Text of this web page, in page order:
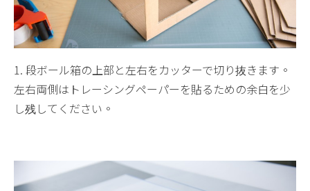
1. 段ボール箱の上部と左右をカッターで切り抜きます。
左右両側はトレーシングペーパーを貼るための余白を少
し残してください。